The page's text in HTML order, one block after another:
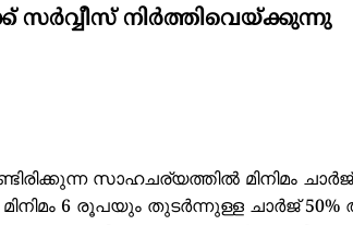
നിർത്തിവെയ്ക്കുന്നു
സാഹചര്യത്തിൽ മിനിമം
മിനിമം 6 രൂപയും തുടർന്നുള്ള ചാർജ്